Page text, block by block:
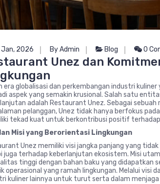
Jan, 2026 By Admin Blog 0
Unez dan
era globalisasi dan perkembangan industri
aspek yang semakin krusional. Salah satu
adalah Restaurant Unez. Sebagai
pelanggan, Unez tidak hanya berfokus
tekad kuat untuk berkontribusi positif
Misi yang Berorientasi Lingkungan
Unez memiliki visi jangka panjang yang
juga terhadap keberlanjutan ekosistem. Misi
tinggi dengan bahan baku yang
operasional yang ramah lingkungan. Melalui visi
kuliner lainnya untuk turut serta dalam